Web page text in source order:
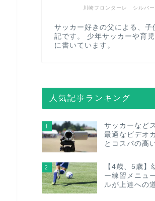
川崎フロンターレ シルバー
サッカー好きの父による、子
記です。 少年サッカーや育
に書いています。
人気記事ランキング
1
サッカーなど
最適なビデオ
とコスパの高
2
【4歳、5歳】
ー練習メニュ
ルが上達への